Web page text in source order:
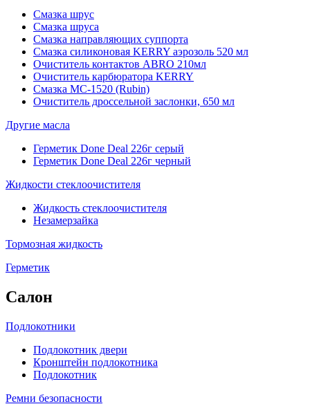
Смазка шрус
Смазка шруса
Смазка направляющих суппорта
Смазка силиконовая KERRY аэрозоль 520 мл
Очиститель контактов ABRO 210мл
Очиститель карбюратора KERRY
Смазка МС-1520 (Rubin)
Очиститель дроссельной заслонки, 650 мл
Другие масла
Герметик Done Deal 226г серый
Герметик Done Deal 226г черный
Жидкости стеклоочистителя
Жидкость стеклоочистителя
Незамерзайка
Тормозная жидкость
Герметик
Салон
Подлокотники
Подлокотник двери
Кронштейн подлокотника
Подлокотник
Ремни безопасности